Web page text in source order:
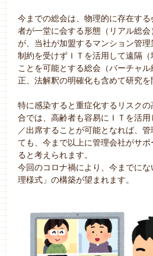
今までの総会は、物理的に存在す
者が一堂に会する形態（リアル総
が、当社が加盟するマンション管
制約を受けずＩＴを活用して遠隔
ことを可能とする総会（バーチャ
正、法解釈の明確化も含めて研究を
特に感染すると重症化するリスク
合では、高齢者も容易にＩＴを活
／出席することが可能となれば、
ても、今まで以上に管理会社がサ
ると考えられます。
今回のコロナ禍により、今までに
理様式」の構築が望まれます。